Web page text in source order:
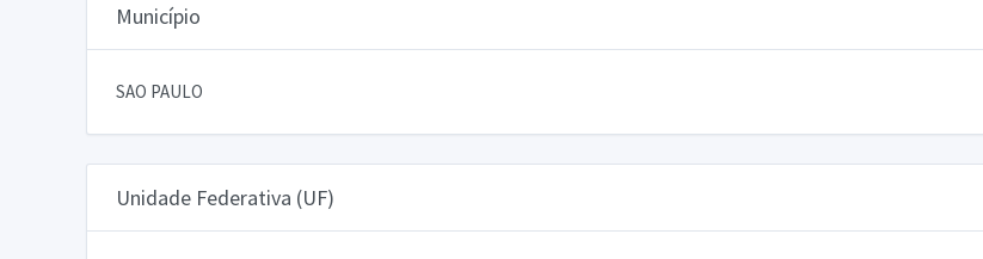
Município
SAO PAULO
Unidade Federativa (UF)